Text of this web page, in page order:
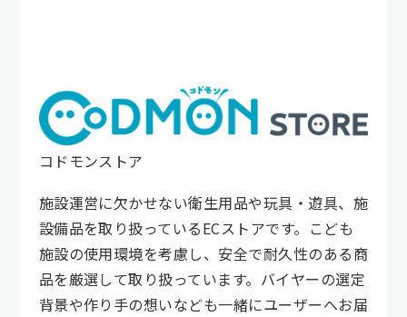
コドモンストア
施設運営に欠かせない衛生用品や玩具・遊具、施
設備品を取り扱っているECストアです。こども
施設の使用環境を考慮し、安全で耐久性のある商
品を厳選して取り扱っています。バイヤーの選定
背景や作り手の想いなども一緒にユーザーへお届